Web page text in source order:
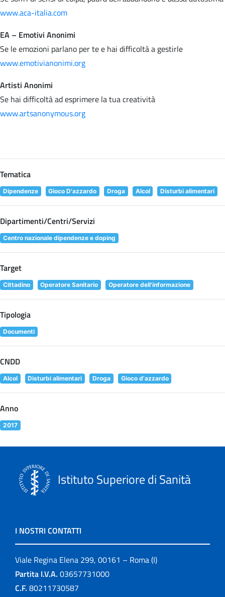
www.aca-italia.com
EA – Emotivi Anonimi
Se le emozioni parlano per te e hai difficoltà a gestirle
www.emotivianonimi.org
Artisti Anonimi
Se hai difficoltà ad esprimere la tua creatività
www.artsanonymous.org
Tematica
Dipendenze Gioco D'azzardo Droga Alcol Disturbi alimentari
Dipartimenti/Centri/Servizi
Centro nazionale dipendenze e doping
Target
Cittadino Operatore Sanitario Operatore dell'informazione
Tipologia
Documenti
CNDD
Alcol Disturbi alimentari Droga Gioco d'azzardo
Anno
2017
Istituto Superiore di Sanità
I NOSTRI CONTATTI
Viale Regina Elena 299, 00161 – Roma (I)
Partita I.V.A. 03657731000
C.F. 80211730587